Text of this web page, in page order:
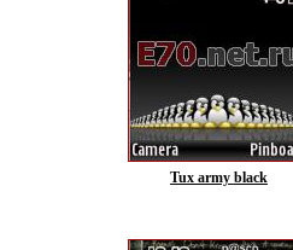
Tux army black